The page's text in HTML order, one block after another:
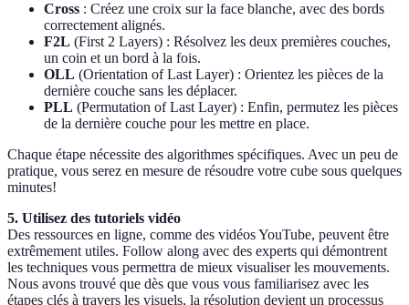
Cross : Créez une croix sur la face blanche, avec des bords
correctement alignés.
F2L (First 2 Layers) : Résolvez les deux premières couches,
un coin et un bord à la fois.
OLL (Orientation of Last Layer) : Orientez les pièces de la
dernière couche sans les déplacer.
PLL (Permutation of Last Layer) : Enfin, permutez les pièces
de la dernière couche pour les mettre en place.
Chaque étape nécessite des algorithmes spécifiques. Avec un peu de
pratique, vous serez en mesure de résoudre votre cube sous quelques
minutes!
5. Utilisez des tutoriels vidéo
Des ressources en ligne, comme des vidéos YouTube, peuvent être
extrêmement utiles. Follow along avec des experts qui démontrent
les techniques vous permettra de mieux visualiser les mouvements.
Nous avons trouvé que dès que vous vous familiarisez avec les
étapes clés à travers les visuels, la résolution devient un processus